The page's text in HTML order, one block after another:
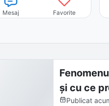
Mesaj Favorite
și cu ce
Publicat